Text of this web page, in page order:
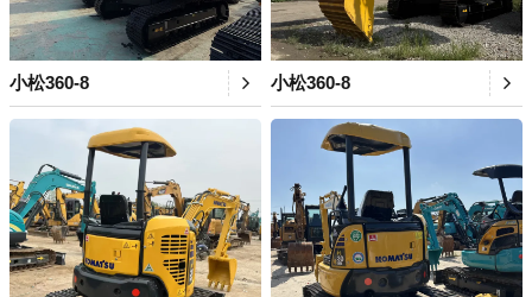
小松360-8 小松360-8